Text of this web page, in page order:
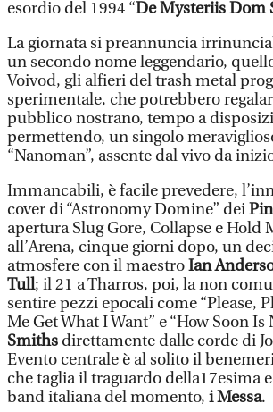
esordio del 1994 “De Mysteriis Dom
La giornata si preannuncia
un secondo nome leggendario,
Voivod, gli alfieri del trash metal
sperimentale, che potrebbero
pubblico nostrano, tempo a
permettendo, un singolo
“Nanoman”, assente dal vivo da
Immancabili, è facile prevedere,
cover di “Astronomy Domine” dei
apertura Slug Gore, Collapse e Hold
all’Arena, cinque giorni dopo, un
atmosfere con il maestroIan
Tull; il 21 a Tharros, poi, la non
sentire pezzi epocali come “Please,
Me Get What I Want” e “How Soon Is
Smiths direttamente dalle corde di
Evento centrale è al solito il
che taglia il traguardo della17esima
band italiana del momento, i Messa.